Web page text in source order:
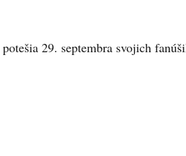
potešia 29. septembra svojich